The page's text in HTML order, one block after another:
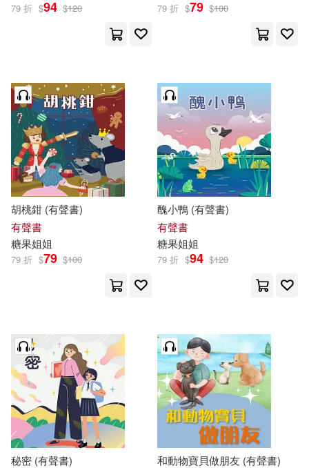
79 折 $94 $120 79 折 $79 $100
胡桃鉗 (有聲書)
有聲書
糖果姐姐
79 折 $79 $100
醜小鴨 (有聲書)
有聲書
糖果姐姐
79 折 $94 $120
秘密 (有聲書)
和動物寶貝做朋友 (有聲書)